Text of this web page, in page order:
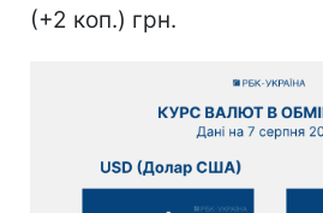
(+2 коп.) грн.